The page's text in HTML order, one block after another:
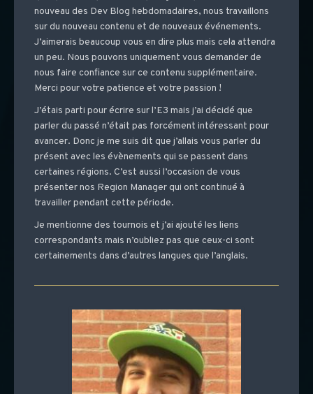
nouveau des Dev Blog hebdomadaires, nous travaillons
sur du nouveau contenu et de nouveaux événements.
J’aimerais beaucoup vous en dire plus mais cela attendra
un peu. Nous pouvons uniquement vous demander de
nous faire confiance sur ce contenu supplémentaire.
Merci pour votre patience et votre passion !
J’étais parti pour écrire sur l’E3 mais j’ai décidé que
parler du passé n’était pas forcément intéressant pour
avancer. Donc je me suis dit que j’allais vous parler du
présent avec les évènements qui se passent dans
certaines régions. C’est aussi l’occasion de vous
présenter nos Region Manager qui ont continué à
travailler pendant cette période.
Je mentionne des tournois et j’ai ajouté les liens
correspondants mais n’oubliez pas que ceux-ci sont
certainements dans d’autres langues que l’anglais.